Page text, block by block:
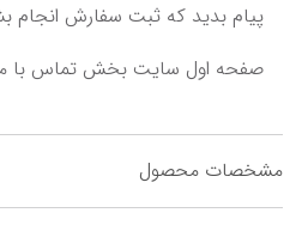
پیام بدید که ثبت سفارش انجام
مشخصات محصول